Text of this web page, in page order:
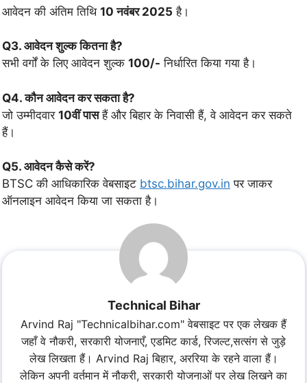
आवेदन की अंतिम तिथि 10 नवंबर 2025 है।
Q3. आवेदन शुल्क कितना है?
सभी वर्गों के लिए आवेदन शुल्क 100/- निर्धारित किया गया है।
Q4. कौन आवेदन कर सकता है?
जो उम्मीदवार 10वीं पासहैं और बिहार के निवासी हैं, वे आवेदन कर सकते
हैं।
Q5. आवेदन कैसे करें?
BTSC की आधिकारिक वेबसाइट btsc.bihar.gov.in पर जाकर
ऑनलाइन आवेदन किया जा सकता है।
Technical Bihar
Arvind Raj "Technicalbihar.com" वेबसाइट पर एक लेखक हैं
जहाँ वे नौकरी, सरकारी योजनाएँ, एडमिट कार्ड, रिजल्ट,सत्संग से जुड़े
लेख लिखता हैं। Arvind Raj बिहार, अररिया के रहने वाला हैं।
लेकिन अपनी वर्तमान में नौकरी, सरकारी योजनाओं पर लेख लिखने का